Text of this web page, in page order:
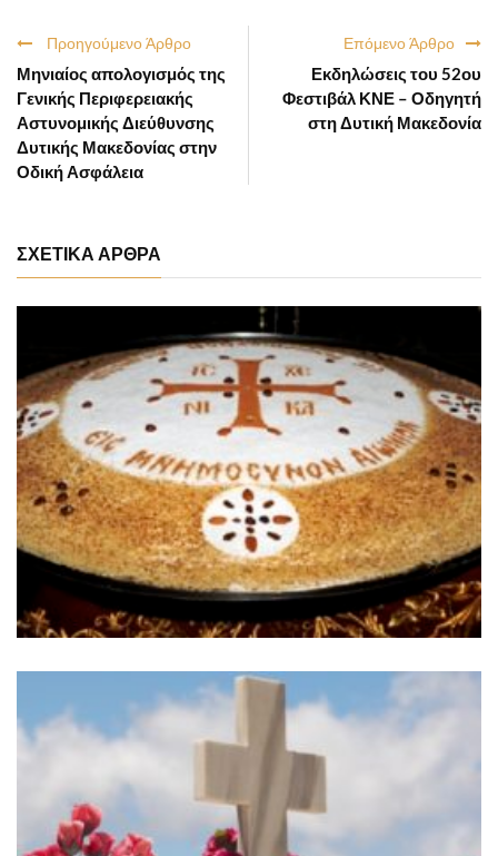
Επόμενο Άρθρο
Εκδηλώσεις του 52ου
Φεστιβάλ ΚΝΕ – Οδηγητή
στη Δυτική Μακεδονία
Προηγούμενο Άρθρο
Μηνιαίος απολογισμός της
Γενικής Περιφερειακής
Αστυνομικής Διεύθυνσης
Δυτικής Μακεδονίας στην
Οδική Ασφάλεια
ΣΧΕΤΙΚΑ ΑΡΘΡΑ